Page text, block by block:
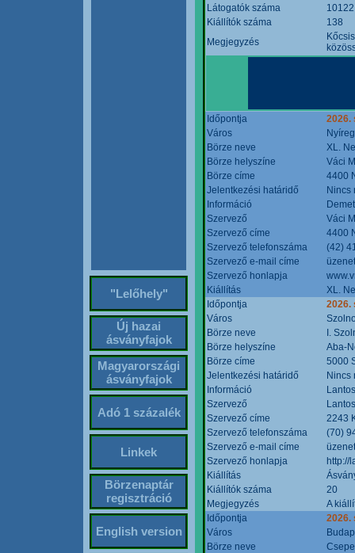
"Lelőhely"
Új hazai
ásványfajok
Magyarországi
ásványfajok
Adó 1 százalék
Linkek
Börzenaptár
regisztráció
English version
Látogatók száma
10122
Kiállítók száma
138
Megjegyzés
Időpontja
2026.
Város
Börze neve
XL.
Börze helyszíne
Váci
Börze címe
4400
Jelentkezési határidő
Nincs
Információ
Szervező
Váci
Szervező címe
4400
Szervező telefonszáma
(42)
Szervező e-mail címe
Szervező honlapja
Kiállítás
XL.
Időpontja
2026.
Város
Börze neve
I.
Börze helyszíne
Aba-
Börze címe
5000
Jelentkezési határidő
Nincs
Információ
Szervező
Szervező címe
2243
Szervező telefonszáma
(70)
Szervező e-mail címe
Szervező honlapja
http://
Kiállítás
Kiállítók száma
20
Megjegyzés
A
Időpontja
2026.
Város
Börze neve